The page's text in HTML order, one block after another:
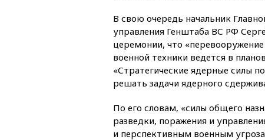
В свою очередь начальник
управления Генштаба ВС РФ
церемонии, что
военной техники ведется в
«Стратегические ядерные силы
решать задачи ядерного
По его словам, «силы общего
разведки, поражения и
и перспективным военным